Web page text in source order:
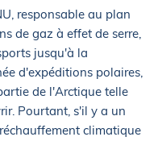
responsable au plan
de gaz à effet de serre,
jusqu'à la
d'expéditions polaires,
de l'Arctique telle
Pourtant, s'il y a un
climatique